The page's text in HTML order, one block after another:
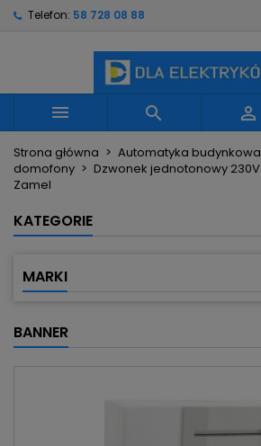
Telefon: 58 728 08 88
  
Strona główna Automatyka budynkowa
domofony
Dzwonek jednotonowy
Zamel
KATEGORIE
MARKI
BANNER
Utwórz nową listę
Nazwa listy życzeń
Anuluj
Musisz być zalogowany by zapisać
swojej liście życzeń.
Anuluj